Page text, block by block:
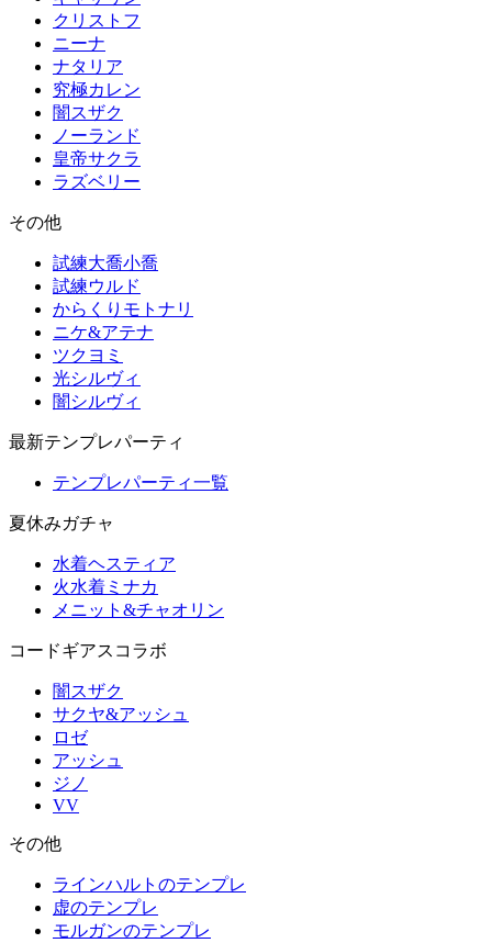
クリストフ
ニーナ
ナタリア
究極カレン
闇スザク
ノーランド
皇帝サクラ
ラズベリー
その他
試練大喬小喬
試練ウルド
からくりモトナリ
ニケ&アテナ
ツクヨミ
光シルヴィ
闇シルヴィ
最新テンプレパーティ
テンプレパーティ一覧
夏休みガチャ
水着ヘスティア
火水着ミナカ
メニット&チャオリン
コードギアスコラボ
闇スザク
サクヤ&アッシュ
ロゼ
アッシュ
ジノ
VV
その他
ラインハルトのテンプレ
虚のテンプレ
モルガンのテンプレ